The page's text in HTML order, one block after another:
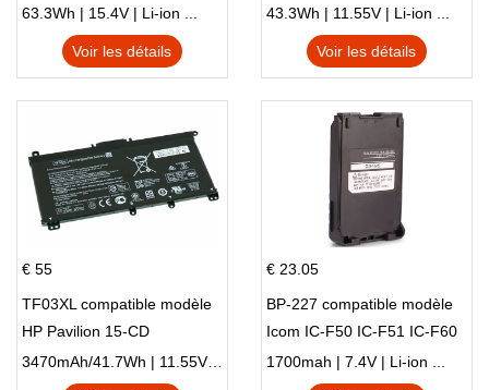
15 Series Pavilion 15 Series
63.3Wh | 15.4V | Li-ion ...
Voir les détails
L83388-AC1 L83388-421
HSTNN-LB8S M01118-421
M01144-005 13-BB 14-DV
43.3Wh | 11.55V | Li-ion ...
Voir les détails
€ 55
TF03XL compatible modèle
HP Pavilion 15-CD
3470mAh/41.7Wh | 11.55V | Li-ion ...
€ 23.05
BP-227 compatible modèle
Icom IC-F50 IC-F51 IC-F60
IC-F61 IC-M87
1700mah | 7.4V | Li-ion ...